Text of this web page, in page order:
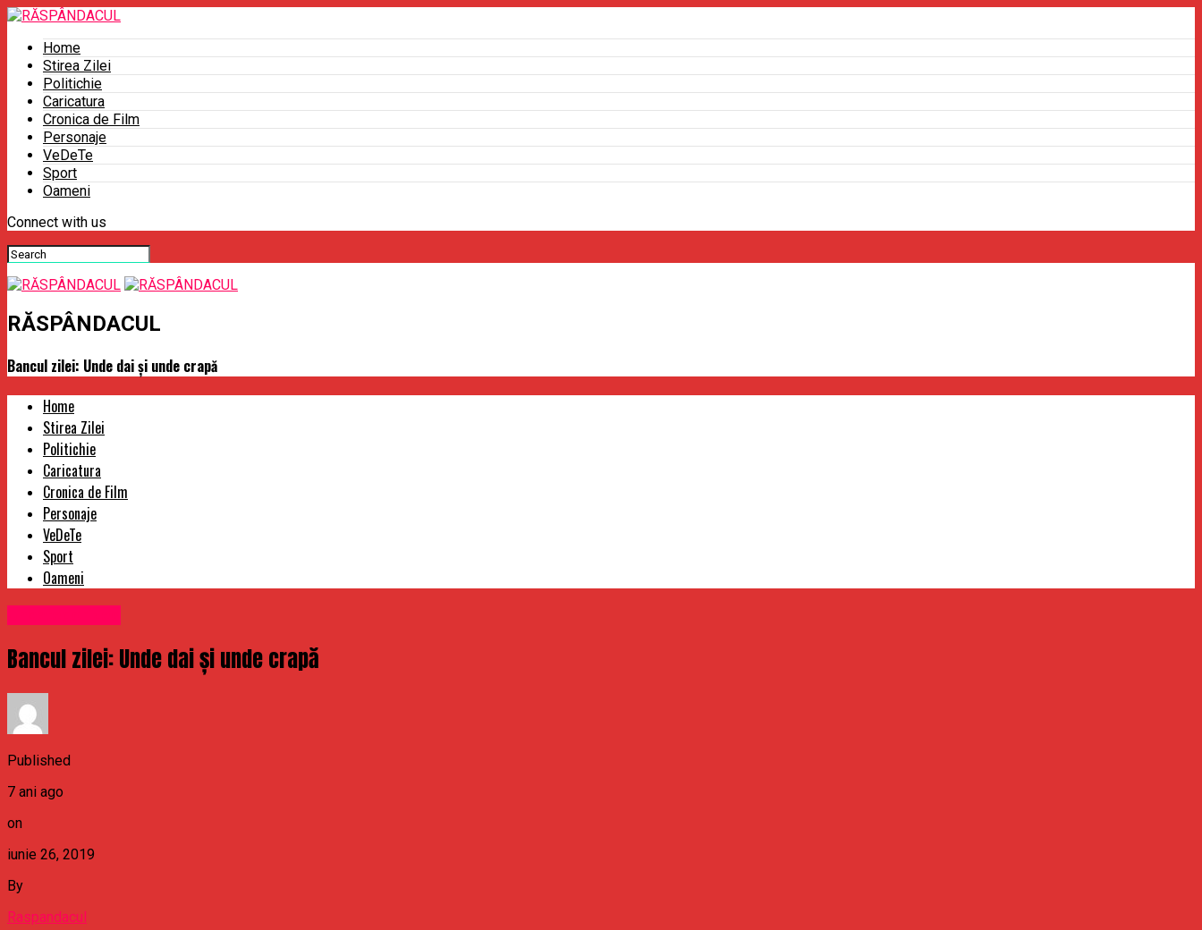
Home
Stirea Zilei
Politichie
Caricatura
Cronica de Film
Personaje
VeDeTe
Sport
Oameni
Connect with us
RĂSPÂNDACUL
Bancul zilei: Unde dai și unde crapă
Home
Stirea Zilei
Politichie
Caricatura
Cronica de Film
Personaje
VeDeTe
Sport
Oameni
Bancul zilei: Unde dai și unde crapă
Published
7 ani ago
on
iunie 26, 2019
By
Raspandacul